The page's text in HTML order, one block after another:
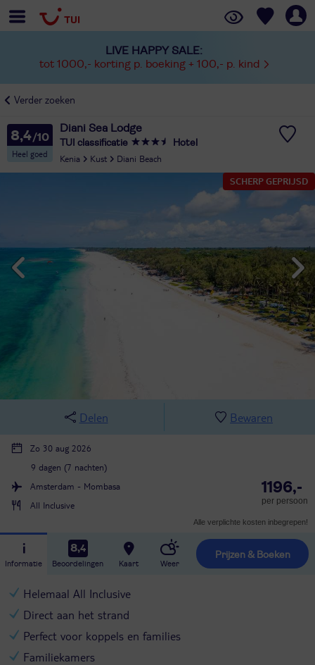
LIVE HAPPY SALE:
tot 1000,- korting p. boeking + 100,- p. kind
Verder zoeken
8,4
Heel goed
Diani Sea Lodge
TUI classificatie Hotel
Kenia Kust
Diani Beach
SCHERP GEPRIJSD
Delen Bewaren
Zo 30 aug 2026
9 dagen (7 nachten)
Amsterdam - Mombasa
All Inclusive
1196,-
per persoon
Alle verplichte kosten inbegrepen!
Informatie
8,4
Beoordelingen Kaart Weer
Prijzen & Boeken
Helemaal All Inclusive
Direct aan het strand
Perfect voor koppels en families
Familiekamers